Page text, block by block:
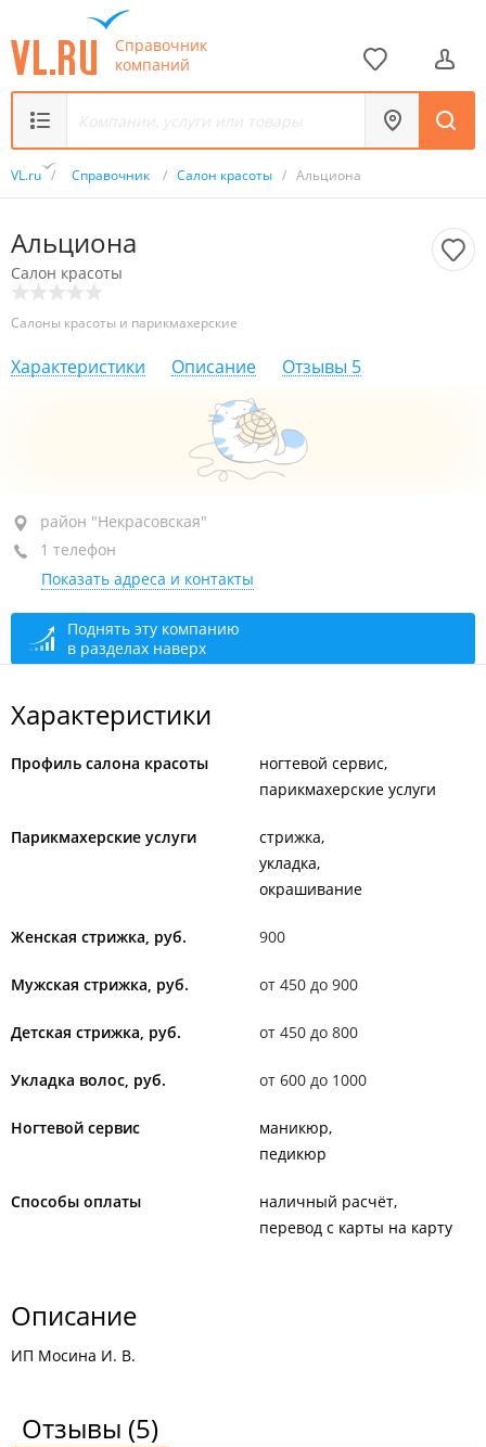
Справочник
компаний
VL.ru / Справочник / Салон красоты / Альциона
Альциона
Салон красоты
Салоны красоты и парикмахерские
Характеристики Описание Отзывы 5
район "Некрасовская", ул. Военное шоссе, 19
1-й этаж
+7 (423) 260-98-40
По предварительной записи
район "Некрасовская"
1 телефон
Показать адреса и контакты
Поднять эту компанию
в разделах наверх
Характеристики
Профиль салона красоты
ногтевой сервис
парикмахерские услуги
Парикмахерские услуги
стрижка
укладка
окрашивание
Женская стрижка, руб. 900
Мужская стрижка, руб. от 450 до 900
Детская стрижка, руб. от 450 до 800
Укладка волос, руб. от 600 до 1000
Ногтевой сервис
маникюр
педикюр
Способы оплаты
наличный расчёт
перевод с карты на карту
Описание
ИП Мосина И. В.
Отзывы (5)